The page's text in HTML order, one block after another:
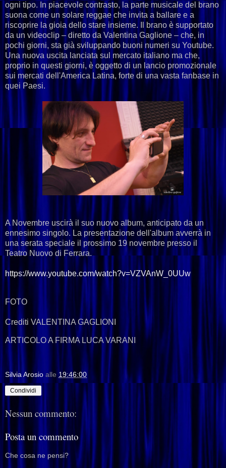
ogni tipo. In piacevole contrasto, la parte musicale del brano
suona come un solare reggae che invita a ballare e a
riscoprire la gioia dello stare insieme. Il brano è supportato
da un videoclip – diretto da Valentina Gaglione – che, in
pochi giorni, sta già sviluppando buoni numeri su Youtube.
Una nuova uscita lanciata sul mercato italiano ma che,
proprio in questi giorni, è oggetto di un lancio promozionale
sui mercati dell'America Latina, forte di una vasta fanbase in
quei Paesi.
A Novembre uscirà il suo nuovo album, anticipato da un
ennesimo singolo. La presentazione dell'album avverrà in
una serata speciale il prossimo 19 novembre presso il
Teatro Nuovo di Ferrara.
https://www.youtube.com/watch?v=VZVAnW_ 0UUw
FOTO
Crediti VALENTINA GAGLIONI
ARTICOLO A FIRMA LUCA VARANI
Silvia Arosio alle 19:46:00
Condividi
Nessun commento:
Posta un commento
Che cosa ne pensi?